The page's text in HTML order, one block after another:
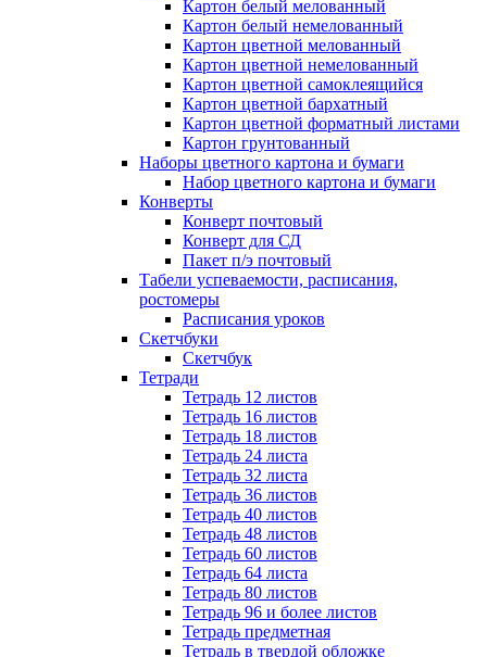
Картон белый мелованный
Картон белый немелованный
Картон цветной мелованный
Картон цветной немелованный
Картон цветной самоклеящийся
Картон цветной бархатный
Картон цветной форматный листами
Картон грунтованный
Наборы цветного картона и бумаги
Набор цветного картона и бумаги
Конверты
Конверт почтовый
Конверт для СД
Пакет п/э почтовый
Табели успеваемости, расписания,
ростомеры
Расписания уроков
Скетчбуки
Скетчбук
Тетради
Тетрадь 12 листов
Тетрадь 16 листов
Тетрадь 18 листов
Тетрадь 24 листа
Тетрадь 32 листа
Тетрадь 36 листов
Тетрадь 40 листов
Тетрадь 48 листов
Тетрадь 60 листов
Тетрадь 64 листа
Тетрадь 80 листов
Тетрадь 96 и более листов
Тетрадь предметная
Тетрадь в твердой обложке